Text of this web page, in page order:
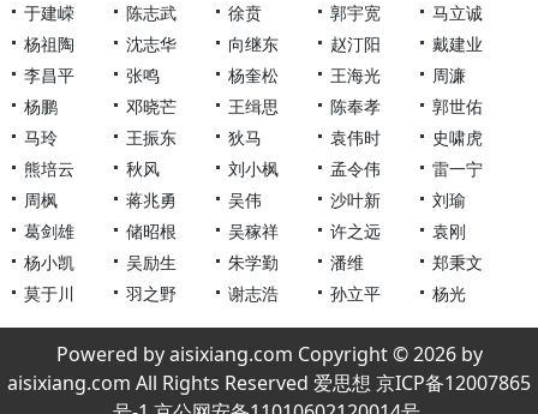
于建嵘
陈志武 徐贲 郭宇宽
马立诚
杨祖陶
沈志华 向继东 赵汀阳
戴建业
李昌平
张鸣 杨奎松 王海光
周濂
杨鹏
邓晓芒 王缉思 陈奉孝
郭世佑
马玲
王振东 狄马 袁伟时
史啸虎
熊培云
秋风 刘小枫 孟令伟
雷一宁
周枫
蒋兆勇 吴伟 沙叶新
刘瑜
葛剑雄
储昭根 吴稼祥 许之远
袁刚
杨小凯
吴励生 朱学勤 潘维
郑秉文
莫于川
羽之野 谢志浩 孙立平 杨光
Powered by aisixiang.com Copyright © 2026 by
aisixiang.com All Rights Reserved 爱思想 京ICP备12007865